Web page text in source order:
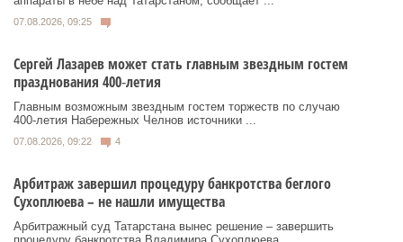
07.08.2026, 09:25
Сергей Лазарев может стать главным звездным гостем
празднования 400‑летия
Главным возможным звездным гостем торжеств по случаю
400‑летия Набережных Челнов источники ...
07.08.2026, 09:22 4
Арбитраж завершил процедуру банкротства беглого
Сухоплюева – не нашли имущества
Арбитражный суд Татарстана вынес решение – завершить